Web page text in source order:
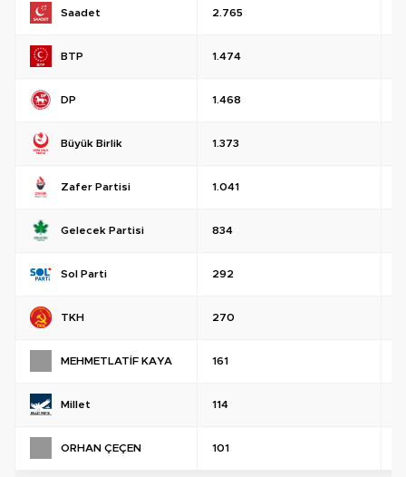
Saadet 2.765
BTP 1.474
DP 1.468
Büyük Birlik 1.373
Zafer Partisi 1.041
Gelecek Partisi 834
Sol Parti 292
TKH 270
MEHMETLATİF KAYA 161
Millet 114
ORHAN ÇEÇEN 101